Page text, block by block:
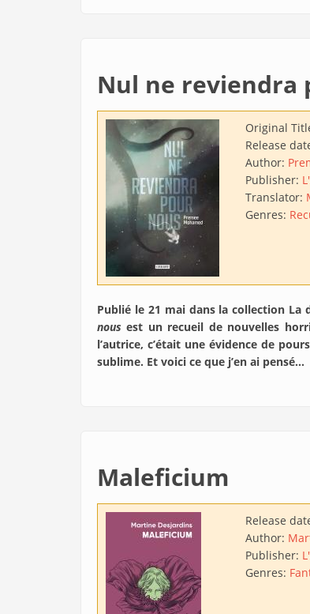
Nul ne reviendra
Original
Release
Author:
Publisher:
Translator:
Genres:
Publié le 21 mai dans la collection La
nous est un recueil de nouvelles
l’autrice, c’était une évidence de
sublime. Et voici ce que j’en ai pensé…
Maleficium
Release
Author:
Publisher:
Genres: